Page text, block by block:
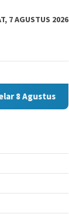
7 AGUSTUS 2026
2026